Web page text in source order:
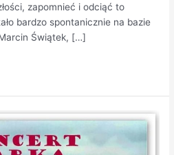
zapomnieć i odciąć to
bardzo spontanicznie na bazie
Świątek, […]